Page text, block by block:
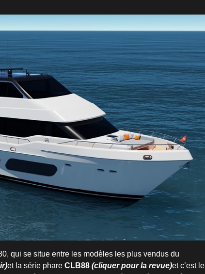
qui se situe entre les modèles les plus vendus du
et la série phare CLB88 (cliquer pour la revue)et c’est le